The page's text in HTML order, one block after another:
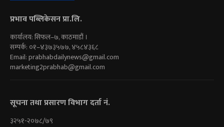
प्रभाव पब्लिकेसन प्रा.लि.
कार्यालय: सिफल–७, काठमाडौं ।
सम्पर्क: ०१–४३७३५७७, ४५८४३६८
Email:prabhabdailynews@gmail.com
marketing2prabhab@gmail.com
सूचना तथा प्रसारण विभाग दर्ता नं.
३२५१-२०७८/७९